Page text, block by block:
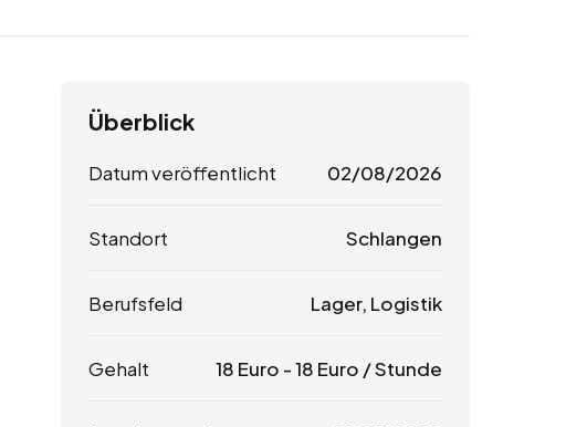
Überblick
Datum veröffentlicht 02/08/2026
Standort Schlangen
Berufsfeld Lager, Logistik
Gehalt 18 Euro -18 Euro / Stunde